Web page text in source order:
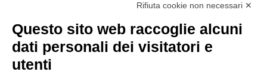
Reale Mutua, ecco il programma del
precampionato
18 ore fa
Rifiuta cookie non necessari ✕
Questo sito web raccoglie alcuni
dati personali dei visitatori e
utenti